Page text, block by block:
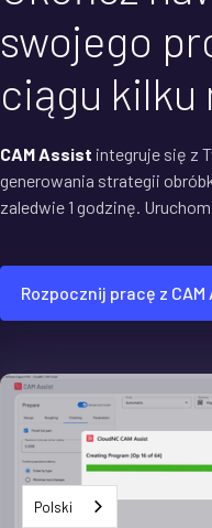
swojego
ciągu kilku
CAM Assist integruje się z
generowania strategii
zaledwie 1 godzinę.
Rozpocznij pracę z
Polski